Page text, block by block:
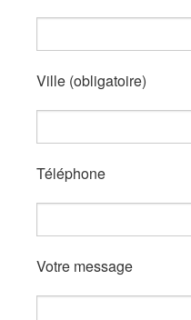
Ville (obligatoire)
Téléphone
Votre message